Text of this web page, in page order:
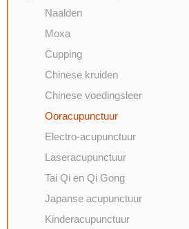
Naalden
Moxa
Cupping
Chinese kruiden
Chinese voedingsleer
Ooracupunctuur
Electro-acupunctuur
Laseracupunctuur
Tai Qi en Qi Gong
Japanse acupunctuur
Kinderacupunctuur